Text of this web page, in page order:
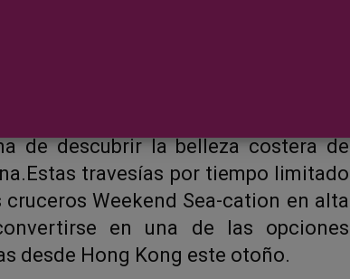
de descubrir la belleza costera de
travesías por tiempo limitado
Weekend Sea-cation en alta
en una de las opciones
desde Hong Kong este otoño.